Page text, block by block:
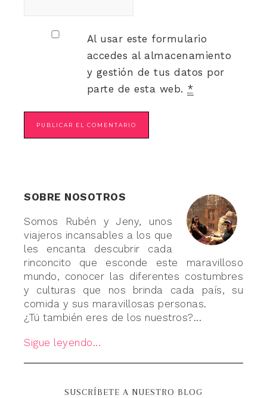
Al usar este formulario
accedes al almacenamiento
y gestión de tus datos por
parte de esta web. *
SOBRE NOSOTROS
Somos Rubén y Jeny, unos
viajeros incansables a los que
les encanta descubrir cada
rinconcito que esconde este maravilloso
mundo, conocer las diferentes costumbres
y culturas que nos brinda cada país, su
comida y sus maravillosas personas.
¿Tú también eres de los nuestros?...
Sigue leyendo...
SUSCRÍBETE A NUESTRO BLOG